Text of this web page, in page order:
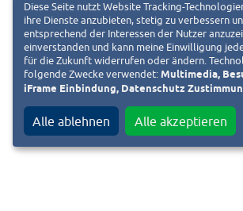
Diese Seite nutzt Website Tracking-
ihre Dienste anzubieten, stetig zu verbessern
entsprechend der Interessen der Nutzer
einverstanden und kann meine Einwilligung
für die Zukunft widerrufen oder ändern.
folgende Zwecke verwendet: Multimedia,
iFrame Einbindung, Datenschutz
Alle ablehnen Alle akzeptieren